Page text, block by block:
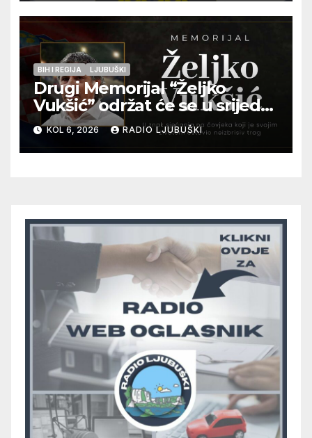
pripadnika HOS-a
BIH I REGIJA LJUBUŠKI
Drugi Memorijal “Željko
Vukšić” održat će se u srijedu
12. kolovoza u Otoku
KOL 6, 2026 RADIO LJUBUŠKI